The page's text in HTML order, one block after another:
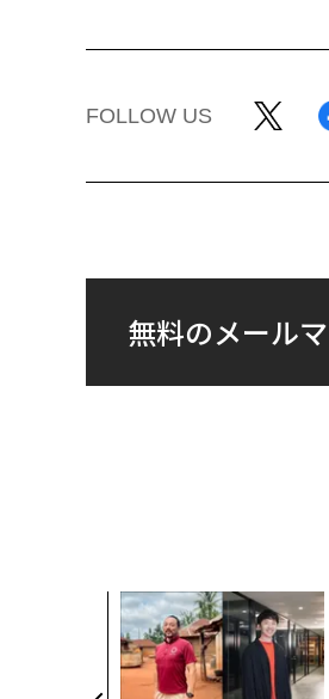
FOLLOW US
無料のメール